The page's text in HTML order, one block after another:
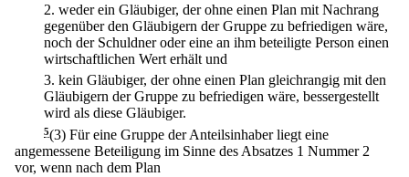
2. weder ein Gläubiger, der ohne einen Plan mit Nachrang
gegenüber den Gläubigern der Gruppe zu befriedigen wäre,
noch der Schuldner oder eine an ihm beteiligte Person einen
wirtschaftlichen Wert erhält und
3. kein Gläubiger, der ohne einen Plan gleichrangig mit den
Gläubigern der Gruppe zu befriedigen wäre, bessergestellt
wird als diese Gläubiger.
5(3) Für eine Gruppe der Anteilsinhaber liegt eine
angemessene Beteiligung im Sinne des Absatzes 1 Nummer 2
vor, wenn nach dem Plan